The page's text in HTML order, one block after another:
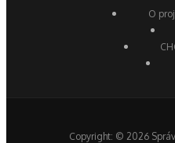
O
Copyright: © 2026